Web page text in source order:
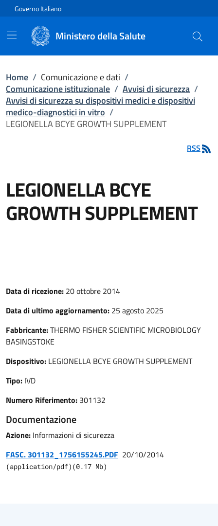
Vai direttamente al contenuto
Governo Italiano
Ministero della Salute
Home / Comunicazione e dati /
Comunicazione istituzionale / Avvisi di sicurezza /
Avvisi di sicurezza su dispositivi medici e dispositivi
medico-diagnostici in vitro /
LEGIONELLA BCYE GROWTH SUPPLEMENT
RSS
LEGIONELLA BCYE
GROWTH SUPPLEMENT
Data di ricezione: 20 ottobre 2014
Data di ultimo aggiornamento: 25 agosto 2025
Fabbricante:THERMO FISHER SCIENTIFIC MICROBIOLOGY
BASINGSTOKE
Dispositivo: LEGIONELLA BCYE GROWTH SUPPLEMENT
Tipo: IVD
Numero Riferimento: 301132
Documentazione
Azione: Informazioni di sicurezza
FASC. 301132_1756155245.PDF 20/10/2014
(application/pdf) (0.17 Mb)